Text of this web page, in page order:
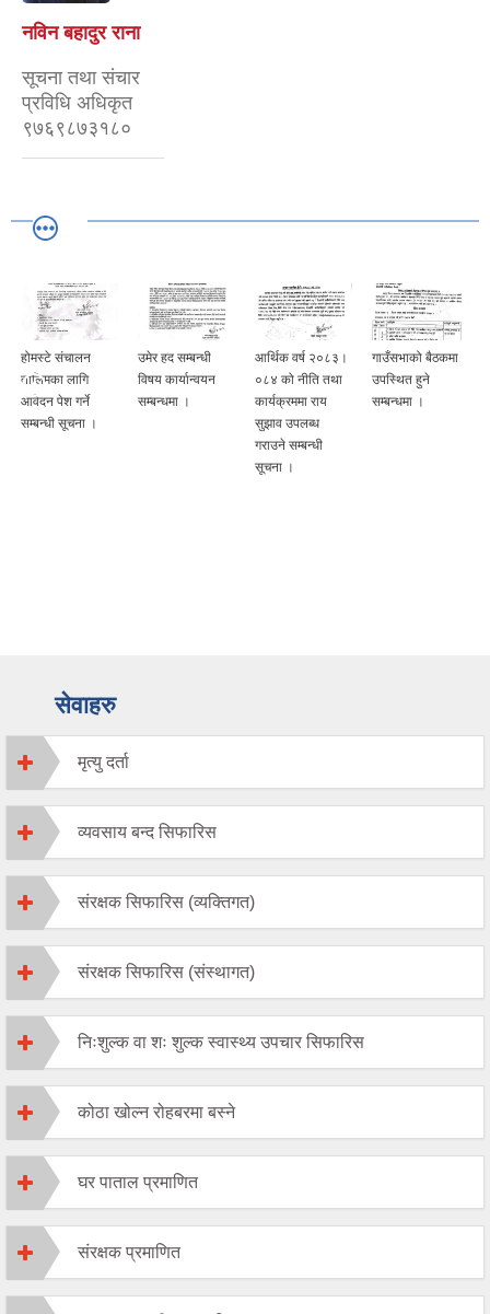
नविन बहादुर राना
सूचना तथा संचार
प्रविधि अधिकृत
९७६९८७३१८०
उमेर हद सम्बन्धी
विषय कार्यान्वयन
सम्बन्धमा ।
आर्थिक वर्ष २०८३।
०८४ को नीति तथा
कार्यक्रममा राय
गाउँसभाको बैठकमा
उपस्थित हुने
सम्बन्धमा ।
स्थानीय तहमा
जीविकोपार्जन सुधार
कार्यक्रम संचालनका
सेवाहरु
मृत्यु दर्ता
व्यवसाय बन्द सिफारिस
संरक्षक सिफारिस (व्यक्तिगत)
संरक्षक सिफारिस (संस्थागत)
निःशुल्क वा शः शुल्क स्वास्थ्य उपचार सिफारिस
कोठा खोल्न रोहबरमा बस्ने
घर पाताल प्रमाणित
संरक्षक प्रमाणित